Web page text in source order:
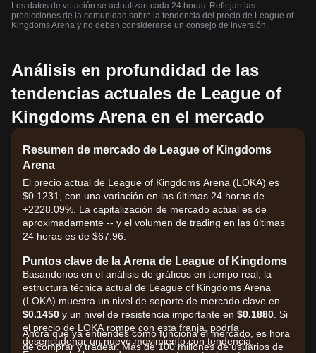
Los datos de votación se actualizan cada 24 horas. Reflejan las
predicciones de la comunidad sobre la tendencia del precio de League of
Kingdoms Arena y no deben considerarse un consejo de inversión.
Análisis en profundidad de las
tendencias actuales de League of
Kingdoms Arena en el mercado
Resumen de mercado de League of Kingdoms
Arena
El precio actual de League of Kingdoms Arena (LOKA) es
$0.1231, con una variación en las últimas 24 horas de
+2228.09%. La capitalización de mercado actual es de
aproximadamente -- y el volumen de trading en las últimas
24 horas es de $67.96.
Puntos clave de la Arena de League of Kingdoms
Basándonos en el análisis de gráficos en tiempo real, la
estructura técnica actual de League of Kingdoms Arena
(LOKA) muestra un nivel de soporte de mercado clave en
$0.1450 y un nivel de resistencia importante en $0.1880 . Si
el precio de LOKA rompe con esta franja, podría
desencadenar un nuevo movimiento con tendencia.
Ahora que ya entiendes cómo funciona el mercado, es hora
de comprar y tradear. Más de 100 millones de usuarios de